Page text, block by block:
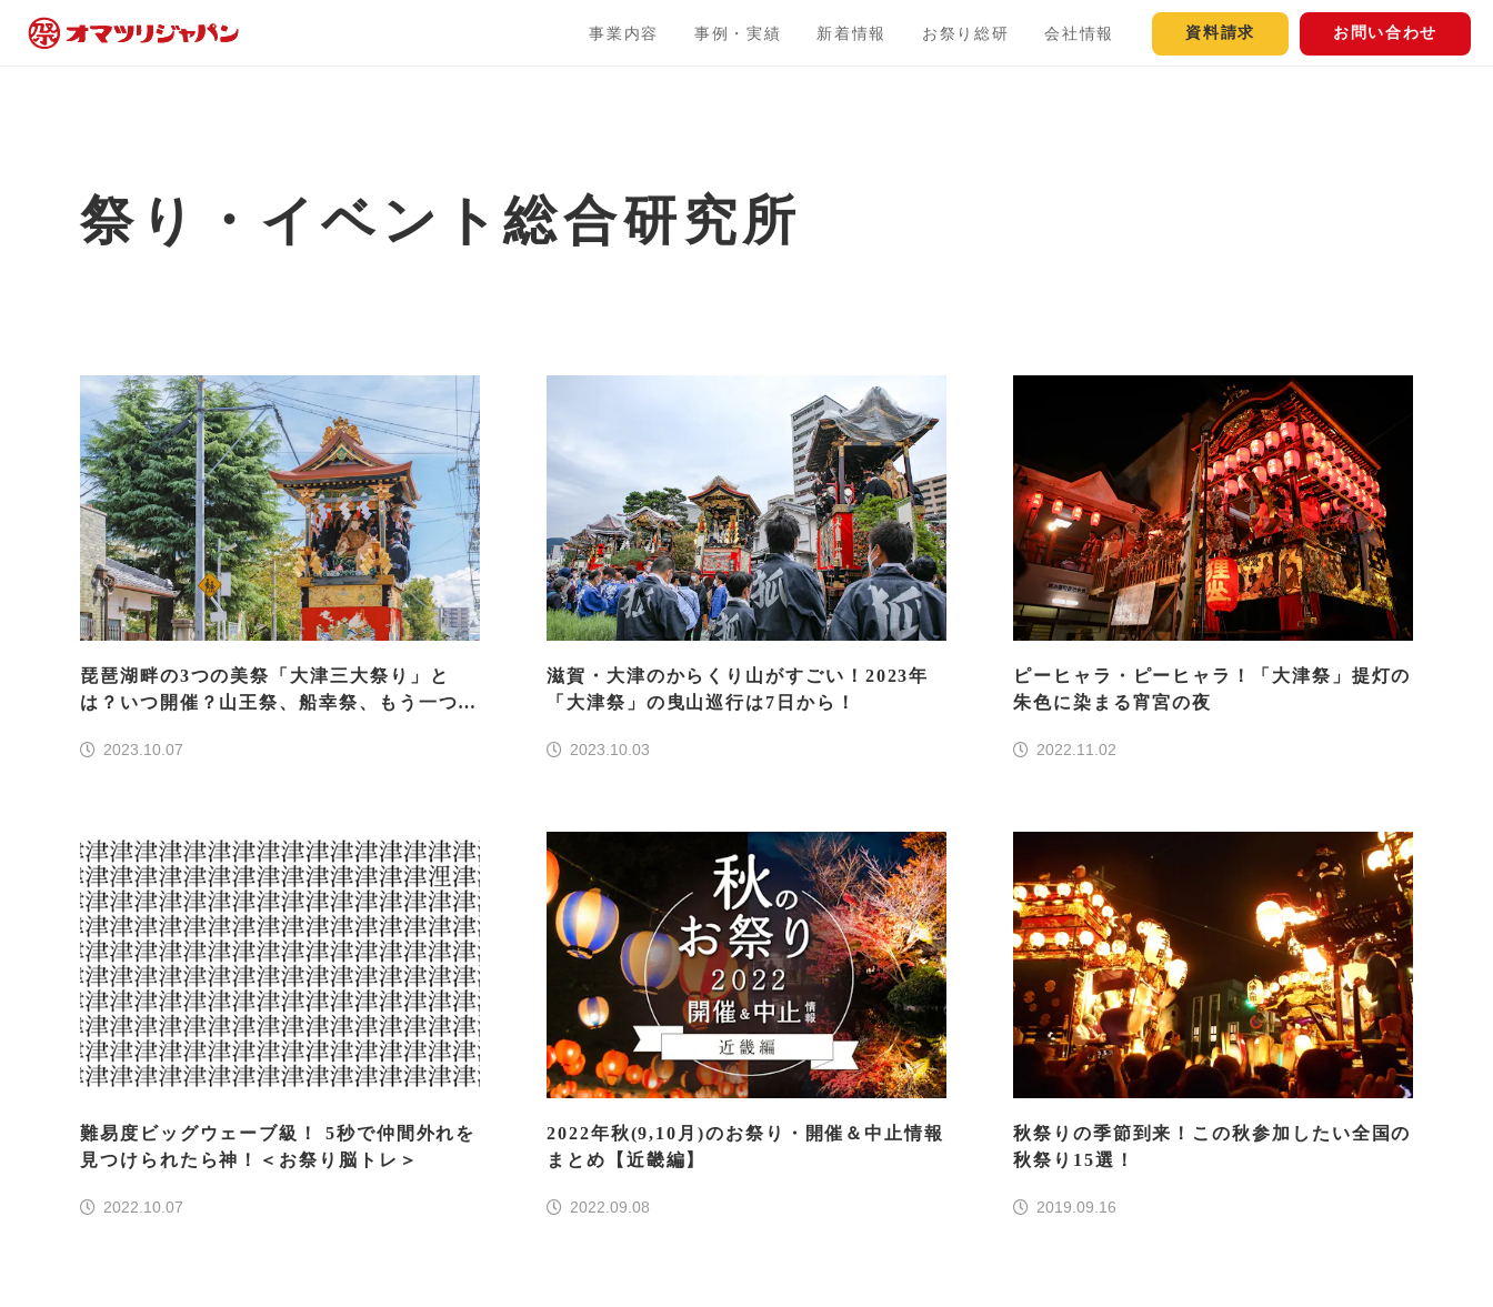
事業内容 事例・実績 新着情報 お祭り総研 会社情報 資料請求 お問い合わせ
祭り・イベント総合研究所
琵琶湖畔の3つの美祭「大津三大祭り」と
は？いつ開催？山王祭、船幸祭、もう一つは
2023.10.07
滋賀・大津のからくり山がすごい！2023年
「大津祭」の曳山巡行は7日から！
2023.10.03
ピーヒャラ・ピーヒャラ！「大津祭」提灯の
朱色に染まる宵宮の夜
2022.11.02
難易度ビッグウェーブ級！ 5秒で仲間外れを
見つけられたら神！＜お祭り脳トレ＞
2022.10.07
2022年秋(9,10月)のお祭り・開催＆中止情報
まとめ【近畿編】
2022.09.08
秋祭りの季節到来！この秋参加したい全国の
秋祭り15選！
2019.09.16